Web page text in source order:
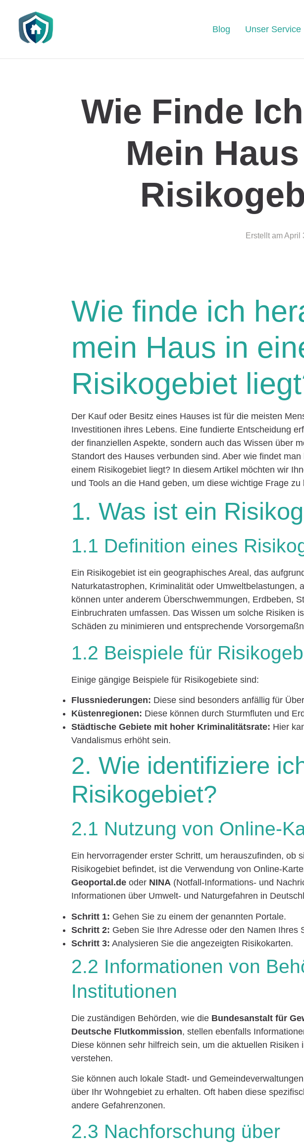
Blog Unser Service
Wie Finde
Mein
Erstellt amApril
Wie finde ich
mein Haus in
Risikogebiet
Der Kauf oder Besitz eines Hauses ist für die meisten
Investitionen ihres Lebens. Eine fundierte Entscheidung
der finanziellen Aspekte, sondern auch das Wissen über
Standort des Hauses verbunden sind. Aber wie findet
einem Risikogebiet liegt? In diesem Artikel möchten wir
und Tools an die Hand geben, um diese wichtige Frage zu
1. Was ist ein
1.1 Definition eines
Ein Risikogebiet ist ein geographisches Areal, das
Naturkatastrophen, Kriminalität oder Umweltbelastungen,
können unter anderem Überschwemmungen, Erdbeben,
Einbruchraten umfassen. Das Wissen um solche Risiken
Schäden zu minimieren und entsprechende
1.2 Beispiele für
Einige gängige Beispiele für Risikogebiete sind:
Flussniederungen: Diese sind besonders anfällig für
Küstenregionen: Diese können durch Sturmfluten und
Städtische Gebiete mit hoher Kriminalitätsrate: Hier
Vandalismus erhöht sein.
2. Wie identifiziere
Risikogebiet?
2.1 Nutzung von Online-
Ein hervorragender erster Schritt, um herauszufinden, ob
Risikogebiet befindet, ist die Verwendung von Online-
Geoportal.de oder NINA (Notfall-Informations- und
Informationen über Umwelt- und Naturgefahren in
Schritt 1: Gehen Sie zu einem der genannten Portale.
Schritt 2: Geben Sie Ihre Adresse oder den Namen Ihres
Schritt 3: Analysieren Sie die angezeigten Risikokarten.
2.2 Informationen von
Institutionen
Die zuständigen Behörden, wie die Bundesanstalt für
Deutsche Flutkommission, stellen ebenfalls
Diese können sehr hilfreich sein, um die aktuellen Risiken
verstehen.
Sie können auch lokale Stadt- und
über Ihr Wohngebiet zu erhalten. Oft haben diese
andere Gefahrenzonen.
2.3 Nachforschung über